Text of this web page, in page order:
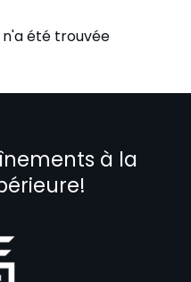
été trouvée
à la